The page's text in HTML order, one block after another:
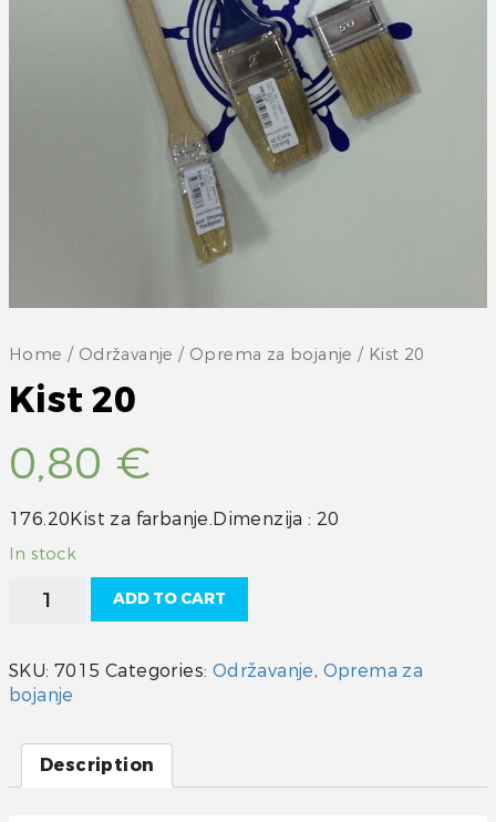
Home / Održavanje / Oprema za bojanje / Kist 20
Kist 20
0,80 €
176.20Kist za farbanje.Dimenzija : 20
In stock
Kist
ADD TO CART
SKU: 7015 Categories: Održavanje, Oprema za
bojanje
Description